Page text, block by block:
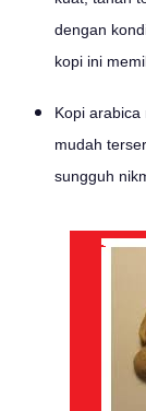
dengan
kopi ini
Kopi arabica
mudah
sungguh